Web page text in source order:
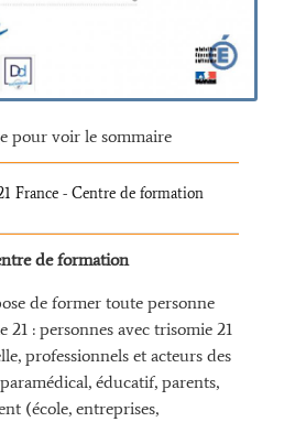
pour voir le sommaire
France - Centre de formation
de formation
de former toute personne
21 : personnes avec trisomie 21
professionnels et acteurs des
éducatif, parents,
(école, entreprises,